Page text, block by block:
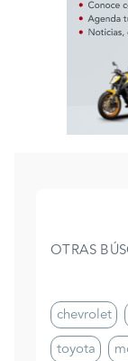
OTRAS
chevrolet
toyota